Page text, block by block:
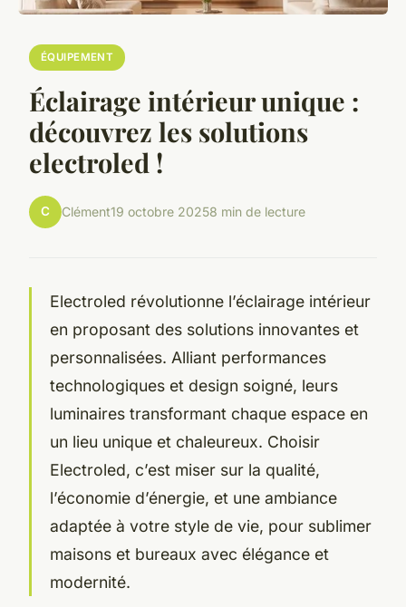
ÉQUIPEMENT
Éclairage intérieur unique :
découvrez les solutions
electroled !
C Clément19 octobre 20258 min de lecture
Electroled révolutionne l’éclairage intérieur
en proposant des solutions innovantes et
personnalisées. Alliant performances
technologiques et design soigné, leurs
luminaires transformant chaque espace en
un lieu unique et chaleureux. Choisir
Electroled, c’est miser sur la qualité,
l’économie d’énergie, et une ambiance
adaptée à votre style de vie, pour sublimer
maisons et bureaux avec élégance et
modernité.